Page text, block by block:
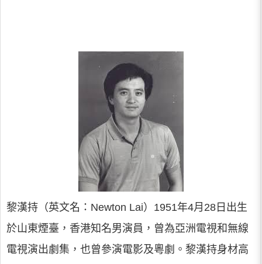
黎漢持（英文名：Newton Lai）1951年4月28日出生
於山東煙臺，香港知名男演員，曾為亞洲電視和無線
電視演出劇集，也曾參演電影及粵劇。黎漢持身材高